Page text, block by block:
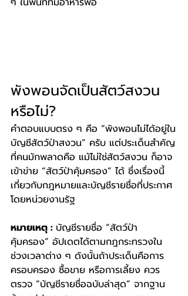
พังพอนจัดเป็นสัตว์สงวน
หรือไม่?
คำตอบแบบตรง ๆ คือ “พังพอนไม่ได้อยู่ใน
บัญชีสัตว์ป่าสงวน” ครับ แต่ประเด็นสำคัญ
ที่คนมักพลาดคือ แม้ไม่ใช่สัตว์สงวน ก็อาจ
เข้าข่าย “สัตว์ป่าคุ้มครอง” ได้ ซึ่งเรื่องนี้
เกี่ยวกับกฎหมายและบัญชีรายชื่อที่ประกาศ
โดยหน่วยงานรัฐ
หมายเหตุ : บัญชีรายชื่อ “สัตว์ป่า
คุ้มครอง” อัปเดตได้ตามกฎกระทรวงใน
ช่วงเวลาต่าง ๆ ดังนั้นถ้าประเด็นคือการ
ครอบครอง ซื้อขาย หรือการเลี้ยง ควร
ตรวจ “บัญชีรายชื่อฉบับล่าสุด” จากฐาน